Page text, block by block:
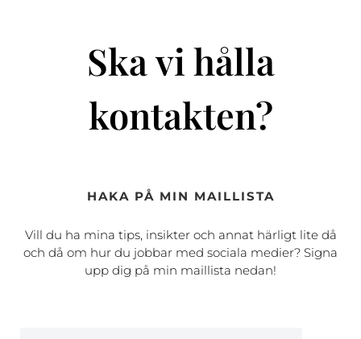
Ska vi hålla
kontakten?
HAKA PÅ MIN MAILLISTA
Vill du ha mina tips, insikter och annat härligt lite då
och då om hur du jobbar med sociala medier? Signa
upp dig på min maillista nedan!